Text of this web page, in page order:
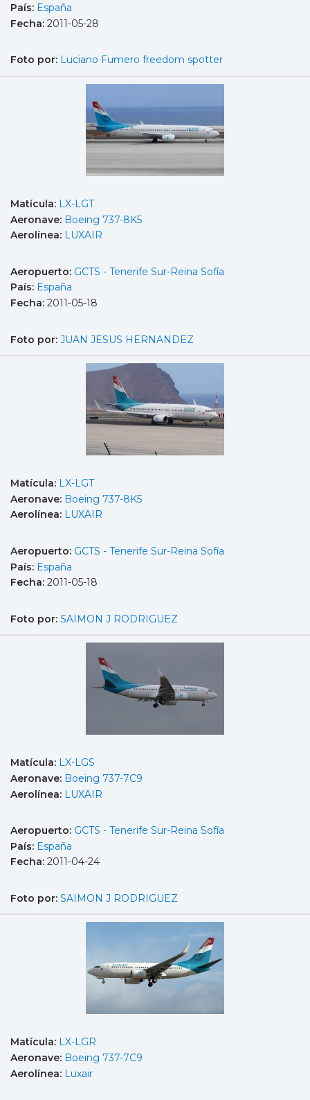
País: España
Fecha: 2011-05-28
Foto por: Luciano Fumero freedom spotter
Matícula: LX-LGT
Aeronave: Boeing 737-8K5
Aerolínea: LUXAIR
Aeropuerto: GCTS - Tenerife Sur-Reina Sofía
País: España
Fecha: 2011-05-18
Foto por: JUAN JESUS HERNANDEZ
Matícula: LX-LGT
Aeronave: Boeing 737-8K5
Aerolínea: LUXAIR
Aeropuerto: GCTS - Tenerife Sur-Reina Sofía
País: España
Fecha: 2011-05-18
Foto por: SAIMON J RODRIGUEZ
Matícula: LX-LGS
Aeronave: Boeing 737-7C9
Aerolínea: LUXAIR
Aeropuerto: GCTS - Tenerife Sur-Reina Sofía
País: España
Fecha: 2011-04-24
Foto por: SAIMON J RODRIGUEZ
Matícula: LX-LGR
Aeronave: Boeing 737-7C9
Aerolínea: Luxair